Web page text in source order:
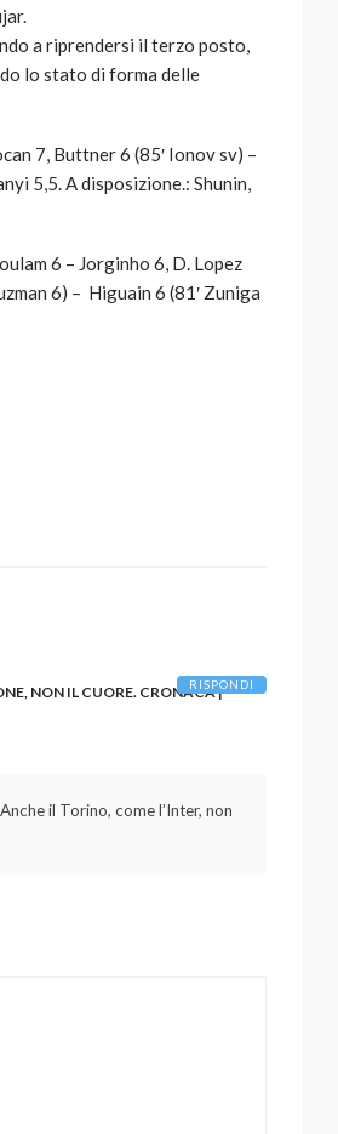
a riprendersi il terzo posto,
lo stato di forma delle
7, Buttner 6 (85′ Ionov sv) –
5,5. A disposizione.: Shunin,
6 – Jorginho 6, D. Lopez
6) – Higuain 6 (81′ Zuniga
NON IL CUORE. CRONACA |
il Torino, come l’Inter, non
RISPONDI